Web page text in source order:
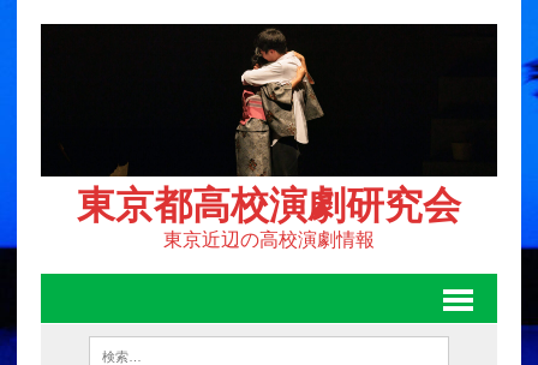
東京都高校演劇研究会
東京近辺の高校演劇情報